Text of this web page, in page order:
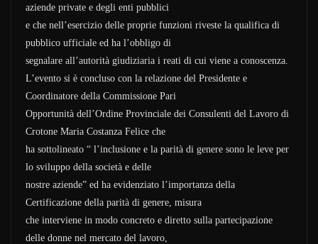
aziende private e degli enti pubblici
e che nell’esercizio delle proprie funzioni riveste la qualifica di
pubblico ufficiale ed ha l’obbligo di
segnalare all’autorità giudiziaria i reati di cui viene a conoscenza.
L’evento si è concluso con la relazione del Presidente e
Coordinatore della Commissione Pari
Opportunità dell’Ordine Provinciale dei Consulenti del Lavoro di
Crotone Maria Costanza Felice che
ha sottolineato “ l’inclusione e la parità di genere sono le leve per
lo sviluppo della società e delle
nostre aziende” ed ha evidenziato l’importanza della
Certificazione della parità di genere, misura
che interviene in modo concreto e diretto sulla partecipazione
delle donne nel mercato del lavoro,